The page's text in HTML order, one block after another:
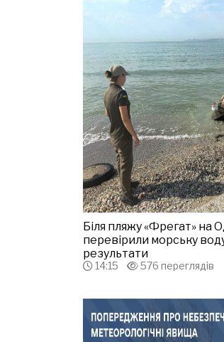
Біля пляжу «Фрегат» на
перевірили морську
результати
14:15 576 переглядів